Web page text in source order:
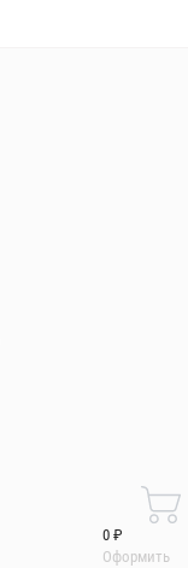
0 ₽
Оформить